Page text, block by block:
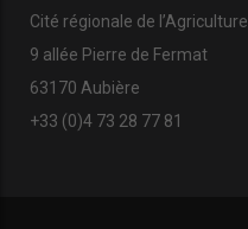
Cité régionale de l’Agriculture
9 allée Pierre de Fermat
63170 Aubière
+33 (0)4 73 28 77 81